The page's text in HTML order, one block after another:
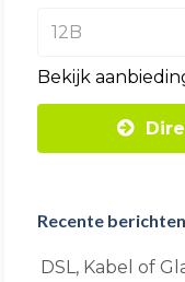
Bekijk
Recente berichten
DSL, Kabel of